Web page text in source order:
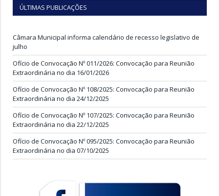
ÚLTIMAS PUBLICAÇÕES
Câmara Municipal informa calendário de recesso legislativo de
julho
Ofício de Convocação Nº 011/2026: Convocação para Reunião
Extraordinária no dia 16/01/2026
Ofício de Convocação Nº 108/2025: Convocação para Reunião
Extraordinária no dia 24/12/2025
Ofício de Convocação Nº 107/2025: Convocação para Reunião
Extraordinária no dia 22/12/2025
Ofício de Convocação Nº 095/2025: Convocação para Reunião
Extraordinária no dia 07/10/2025